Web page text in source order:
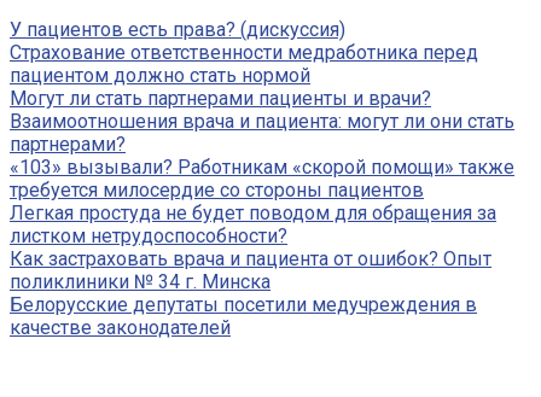
У пациентов есть права? (дискуссия)
Cтрахование ответственности медработника перед
пациентом должно стать нормой
Могут ли стать партнерами пациенты и врачи?
Взаимоотношения врача и пациента: могут ли они стать
партнерами?
«103» вызывали? Работникам «скорой помощи» также
требуется милосердие со стороны пациентов
Легкая простуда не будет поводом для обращения за
листком нетрудоспособности?
Как застраховать врача и пациента от ошибок? Опыт
поликлиники № 34 г. Минска
Белорусские депутаты посетили медучреждения в
качестве законодателей